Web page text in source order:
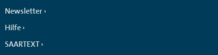
Newsletter
Hilfe
SAARTEXT